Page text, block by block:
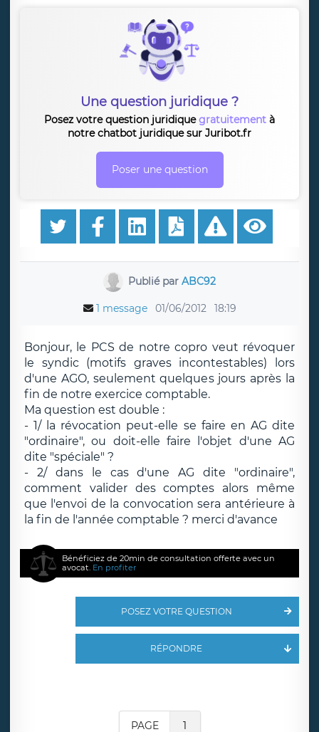
Une question juridique ?
Posez votre question juridiquegratuitement à
notre chatbot juridique sur Juribot.fr
Poser une question
Publié parABC92
1 message 01/06/2012 18:19
Bonjour, le PCS de notre copro veut révoquer
le syndic (motifs graves incontestables) lors
d'une AGO, seulement quelques jours après la
fin de notre exercice comptable.
Ma question est double :
- 1/ la révocation peut-elle se faire en AG dite
"ordinaire", ou doit-elle faire l'objet d'une AG
dite "spéciale" ?
- 2/ dans le cas d'une AG dite "ordinaire",
comment valider des comptes alors même
que l'envoi de la convocation sera antérieure à
la fin de l'année comptable ? merci d'avance
Bénéficiez de 20min de consultation offerte avec un
avocat. En profiter
POSEZ VOTRE QUESTION
RÉPONDRE
PAGE 1